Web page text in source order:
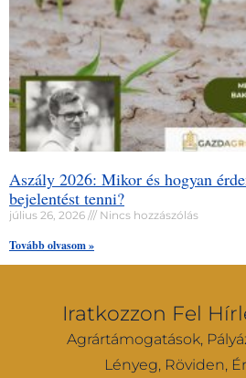
Aszály 2026: Mikor és hogyan
bejelentést tenni?
július 26, 2026 Nincs hozzászólás
Tovább olvasom »
Iratkozzon Fel
Agrártámogatások,
Lényeg, Röviden,